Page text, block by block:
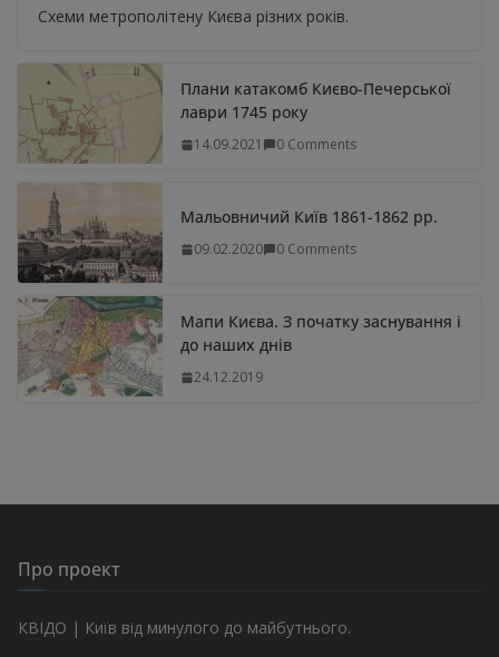
Схеми метрополітену Києва різних років.
Плани катакомб Києво-Печерської
лаври 1745 року
14.09.2021 0 Comments
Мальовничий Київ 1861-1862 рр.
09.02.2020 0 Comments
Мапи Києва. З початку заснування і
до наших днів
24.12.2019
Про проект
КВІДО | Київ від минулого до майбутнього.